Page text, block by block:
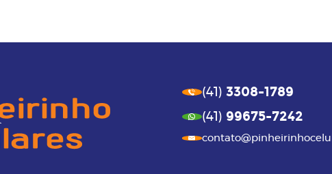
(41) 3308-1789
(41) 99675-7242